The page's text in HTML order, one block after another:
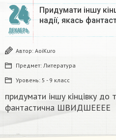
24
ДЕКАБРЬ
Придумати іншу
надії, якась
Автор: AoiKuro
Предмет: Литература
Уровень: 5 - 9 класс
придумати іншу кінцівку до
фантастична​ ШВИДШЕЕЕЕ